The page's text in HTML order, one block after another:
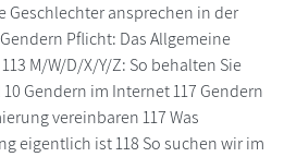
Geschlechter ansprechen in der
Pflicht: Das Allgemeine
M/W/D/X/Y/Z: So behalten Sie
Gendern im Internet 117 Gendern
vereinbaren 117 Was
eigentlich ist 118 So suchen wir im